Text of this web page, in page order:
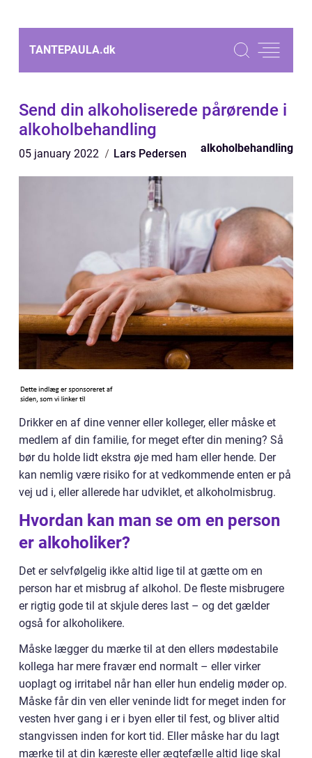
TANTEPAULA.dk
Send din alkoholiserede pårørende i
alkoholbehandling
05 january 2022 Lars Pedersen alkoholbehandling
Drikker en af dine venner eller kolleger, eller måske et
medlem af din familie, for meget efter din mening? Så
bør du holde lidt ekstra øje med ham eller hende. Der
kan nemlig være risiko for at vedkommende enten er på
vej ud i, eller allerede har udviklet, et alkoholmisbrug.
Hvordan kan man se om en person
er alkoholiker?
Det er selvfølgelig ikke altid lige til at gætte om en
person har et misbrug af alkohol. De fleste misbrugere
er rigtig gode til at skjule deres last – og det gælder
også for alkoholikere.
Måske lægger du mærke til at den ellers mødestabile
kollega har mere fravær end normalt – eller virker
uoplagt og irritabel når han eller hun endelig møder op.
Måske får din ven eller veninde lidt for meget inden for
vesten hver gang i er i byen eller til fest, og bliver altid
stangvissen inden for kort tid. Eller måske har du lagt
mærke til at din kæreste eller ægtefælle altid lige skal